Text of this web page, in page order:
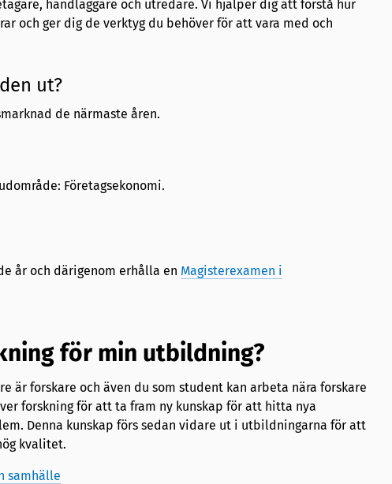
handläggare och utredare. Vi hjälper dig att förstå hur
och ger dig de verktyg du behöver för att vara med och
ut?
de närmaste åren.
Företagsekonomi.
år och därigenom erhålla en Magisterexamen i
för min utbildning?
är forskare och även du som student kan arbeta nära forskare
forskning för att ta fram ny kunskap för att hitta nya
Denna kunskap förs sedan vidare ut i utbildningarna för att
kvalitet.
samhälle